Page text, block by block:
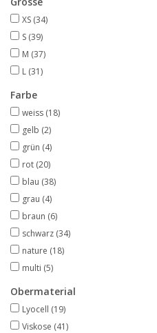
XS (34)
S (39)
M (37)
L (31)
Farbe
weiss (18)
gelb (2)
grün (4)
rot (20)
blau (38)
grau (4)
braun (6)
schwarz (34)
nature (18)
multi (5)
Obermaterial
Lyocell (19)
Viskose (41)